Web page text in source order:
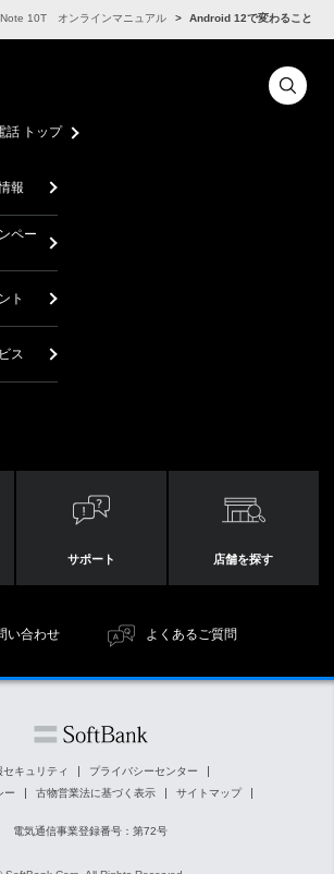
10T オンラインマニュアル Android 12で変わること
話 トップ
報
ペー
ト
ス
サポート 店舗を探す
い合わせ よくあるご質問
セキュリティ
プライバシーセンター
ー
古物営業法に基づく表示 サイトマップ
電気通信事業登録番号：第72号